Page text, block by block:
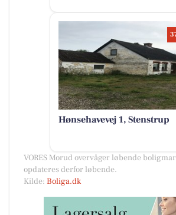
Hønsehavevej 1, Stenstrup
VORES Morud overvåger løbende
opdateres derfor løbende.
Kilde: Boliga.dk